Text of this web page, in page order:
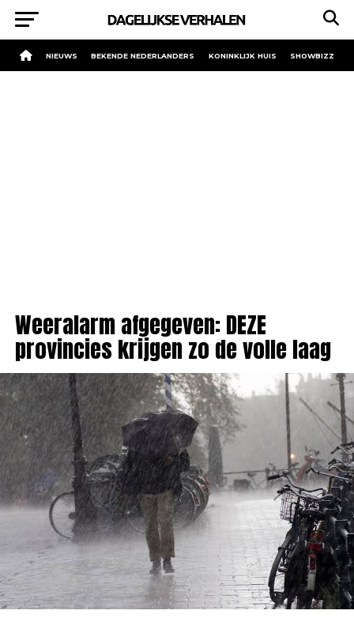
NIEUWS BEKENDE NEDERLANDERS KONINKLIJK HUIS SHOWBIZZ
Weeralarm afgegeven: DEZE
provincies krijgen zo de volle laag